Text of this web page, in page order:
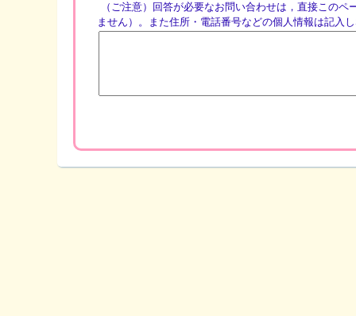
（ご注意）回答が必要なお問い合わせは，直接この
ません）。また住所・電話番号などの個人情報は記入